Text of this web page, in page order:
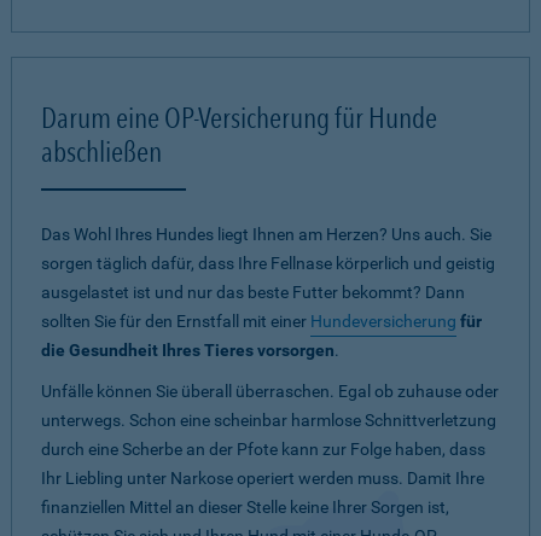
Darum eine OP-Versicherung für Hunde
abschließen
Das Wohl Ihres Hundes liegt Ihnen am Herzen? Uns auch. Sie
sorgen täglich dafür, dass Ihre Fellnase körperlich und geistig
ausgelastet ist und nur das beste Futter bekommt? Dann
sollten Sie für den Ernstfall mit einer Hundeversicherung für
die Gesundheit Ihres Tieres vorsorgen.
Unfälle können Sie überall überraschen. Egal ob zuhause oder
unterwegs. Schon eine scheinbar harmlose Schnittverletzung
durch eine Scherbe an der Pfote kann zur Folge haben, dass
Ihr Liebling unter Narkose operiert werden muss. Damit Ihre
finanziellen Mittel an dieser Stelle keine Ihrer Sorgen ist,